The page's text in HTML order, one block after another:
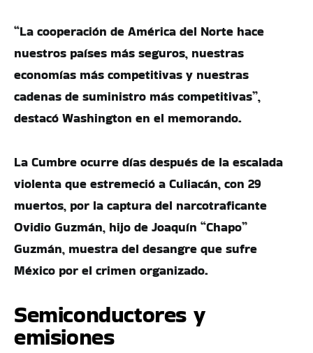
“La cooperación de América del Norte hace
nuestros países más seguros, nuestras
economías más competitivas y nuestras
cadenas de suministro más competitivas”,
destacó Washington en el memorando.
La Cumbre ocurre días después de la escalada
violenta que estremeció a Culiacán, con 29
muertos, por la captura del narcotraficante
Ovidio Guzmán, hijo de Joaquín “Chapo”
Guzmán, muestra del desangre que sufre
México por el crimen organizado.
Semiconductores y
emisiones